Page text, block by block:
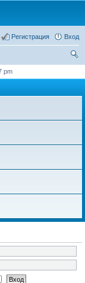
Вход
Регистрация
pm